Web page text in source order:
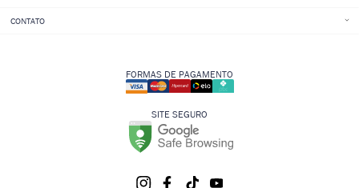
CONTATO
FORMAS DE PAGAMENTO
SITE SEGURO